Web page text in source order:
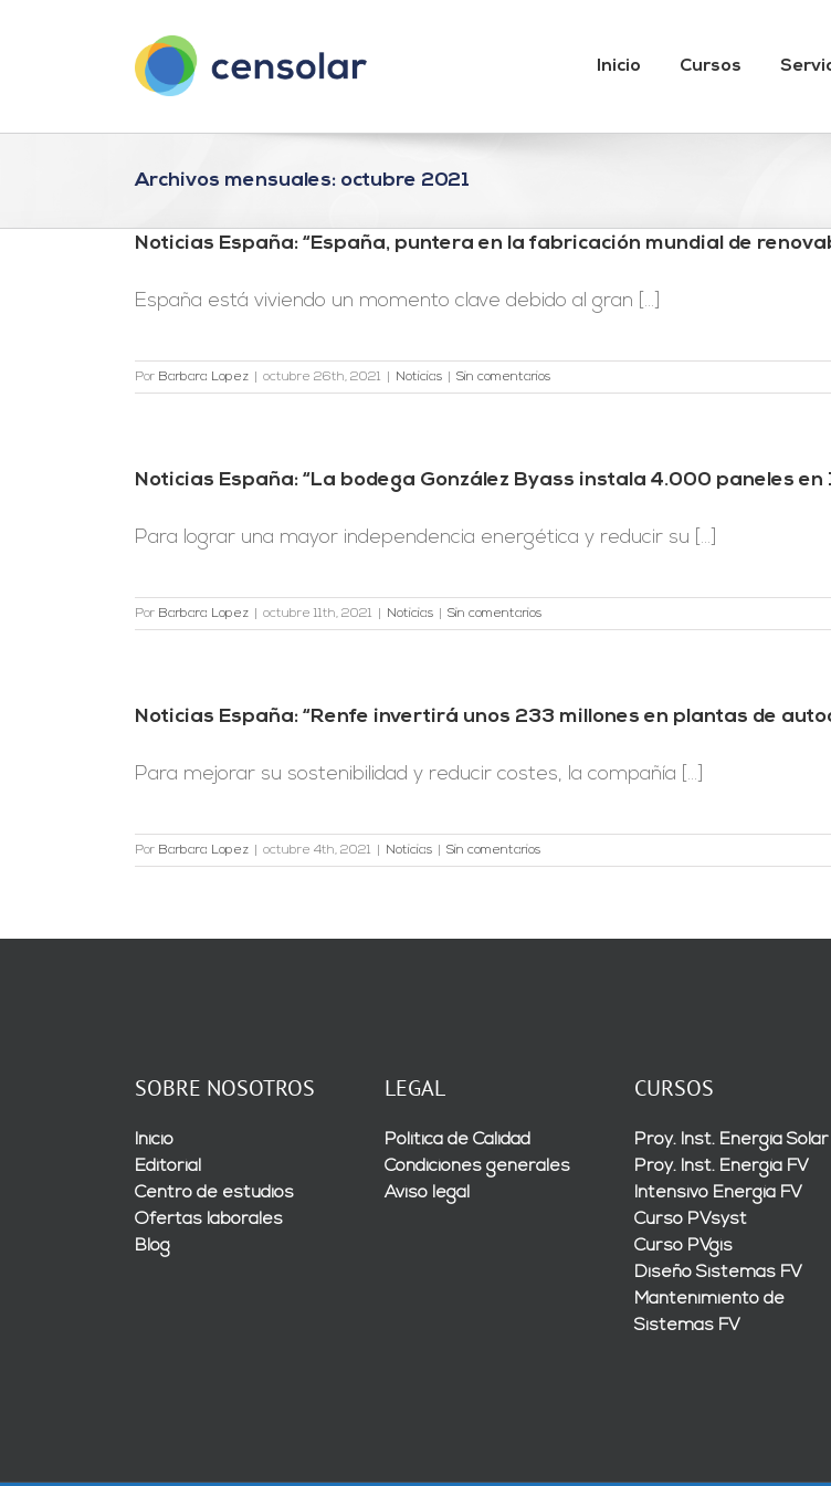
Inicio Cursos
Archivos mensuales: octubre 2021
Noticias España: “España, puntera en la fabricación mundial de
España está viviendo un momento clave debido al gran [...]
Por Barbara Lopez octubre 26th, 2021 Noticias Sin comentarios
Noticias España: “La bodega González Byass instala 4.000 paneles
Para lograr una mayor independencia energética y reducir su [...]
Por Barbara Lopez octubre 11th, 2021 Noticias Sin comentarios
Noticias España: “Renfe invertirá unos 233 millones en plantas de
Para mejorar su sostenibilidad y reducir costes, la compañía [...]
Por Barbara Lopez octubre 4th, 2021 Noticias Sin comentarios
SOBRE NOSOTROS
Inicio
Editorial
Centro de estudios
Ofertas laborales
Blog
LEGAL
Política de Calidad
Condiciones generales
Aviso legal
CURSOS
Proy. Inst. Energía Solar
Proy. Inst. Energía FV
Intensivo Energía FV
Curso PVsyst
Curso PVgis
Diseño Sistemas FV
Mantenimiento de
Sistemas FV